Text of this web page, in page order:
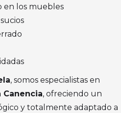
en los muebles
, somos especialistas en
Canencia, ofreciendo un
y totalmente adaptado a